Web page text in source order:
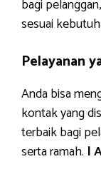
bagi
sesuai
Pelayanan
Anda bisa
kontak yang
terbaik bagi
serta ramah. |